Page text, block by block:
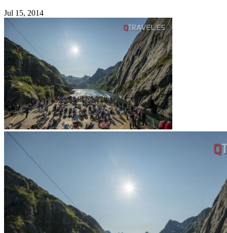
Jul 15, 2014